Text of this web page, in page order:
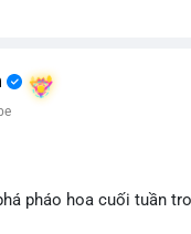
pháo hoa cuối tuần